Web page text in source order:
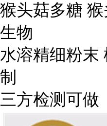
猴头菇多糖
生物
水溶精细粉末
制
三方检测可做